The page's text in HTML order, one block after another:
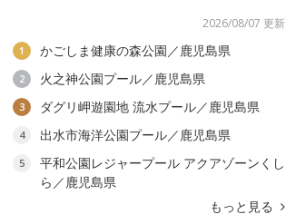
2026/08/07 更新
1 かごしま健康の森公園／鹿児島県
2 火之神公園プール／鹿児島県
3 ダグリ岬遊園地 流水プール／鹿児島県
4 出水市海洋公園プール／鹿児島県
5
平和公園レジャープール アクアゾーンくし
ら／鹿児島県
もっと見る